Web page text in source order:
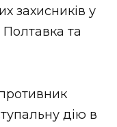
захисників у
та
дію в